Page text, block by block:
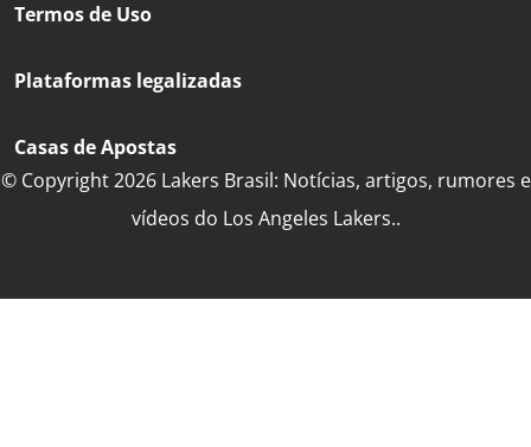
Termos de Uso
Plataformas legalizadas
Casas de Apostas
© Copyright 2026 Lakers Brasil: Notícias, artigos, rumores e
vídeos do Los Angeles Lakers..